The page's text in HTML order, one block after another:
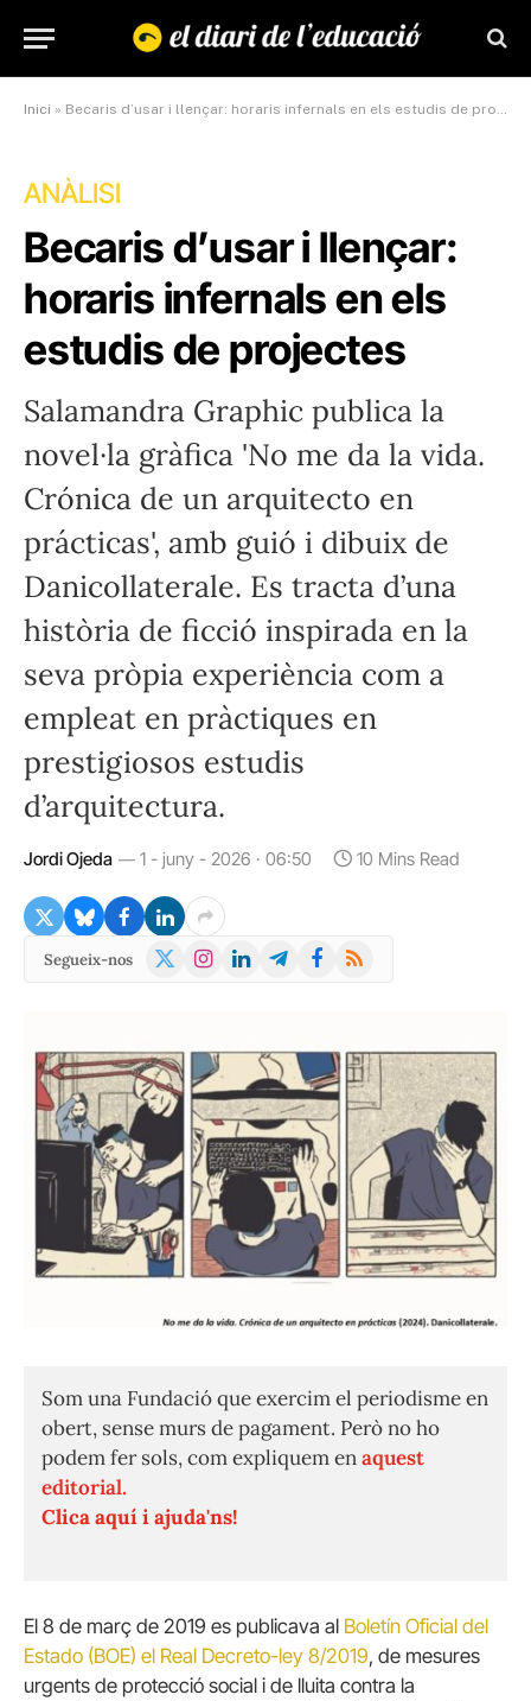
Inici » Becaris d’usar i llençar: horaris infernals en els estudis de projectes
ANÀLISI
Becaris d’usar i llençar:
horaris infernals en els
estudis de projectes
Salamandra Graphic publica la
novel·la gràfica 'No me da la vida.
Crónica de un arquitecto en
prácticas', amb guió i dibuix de
Danicollaterale. Es tracta d’una
història de ficció inspirada en la
seva pròpia experiència com a
empleat en pràctiques en
prestigiosos estudis
d’arquitectura.
Jordi Ojeda 1 - juny - 2026 · 06:50 10 Mins Read
Segueix-nos
X
Instagram
LinkedInTelegramFacebook
RSS
Som una Fundació que exercim el periodisme en
obert, sense murs de pagament. Però no ho
podem fer sols, com expliquem enaquest
editorial.
Clica aquí i ajuda'ns!
El 8 de març de 2019 es publicava al Boletín Oficial del
Estado (BOE) el Real Decreto-ley 8/2019, de mesures
urgents de protecció social i de lluita contra la